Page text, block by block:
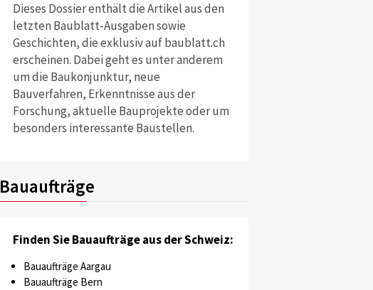
Dieses Dossier enthält die Artikel aus den
letzten Baublatt-Ausgaben sowie
Geschichten, die exklusiv auf baublatt.ch
erscheinen. Dabei geht es unter anderem
um die Baukonjunktur, neue
Bauverfahren, Erkenntnisse aus der
Forschung, aktuelle Bauprojekte oder um
besonders interessante Baustellen.
Bauaufträge
Finden Sie Bauaufträge aus der Schweiz:
Bauaufträge Aargau
Bauaufträge Bern